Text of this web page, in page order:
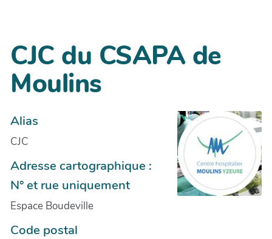
CJC du CSAPA de
Moulins
Alias
CJC
Adresse cartographique :
N° et rue uniquement
Espace Boudeville
Code postal